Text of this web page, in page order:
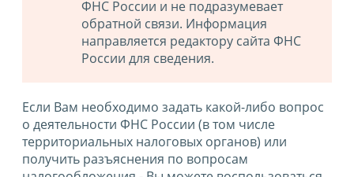
ФНС России и не подразумевает
обратной связи. Информация
направляется редактору сайта ФНС
России для сведения.
Если Вам необходимо задать какой-либо вопрос
о деятельности ФНС России (в том числе
территориальных налоговых органов) или
получить разъяснения по вопросам